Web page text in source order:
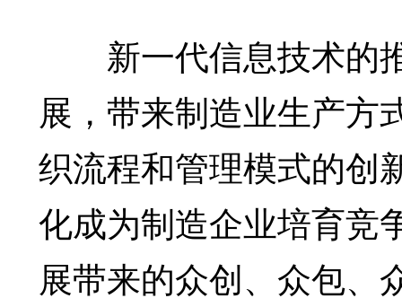
新一代信息技术的
展，带来制造业生产方
织流程和管理模式的创
化成为制造企业培育竞
展带来的众创、众包、